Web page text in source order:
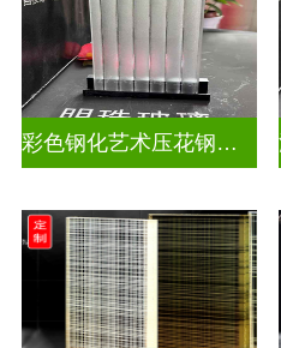
彩色钢化艺术压花钢化玻璃